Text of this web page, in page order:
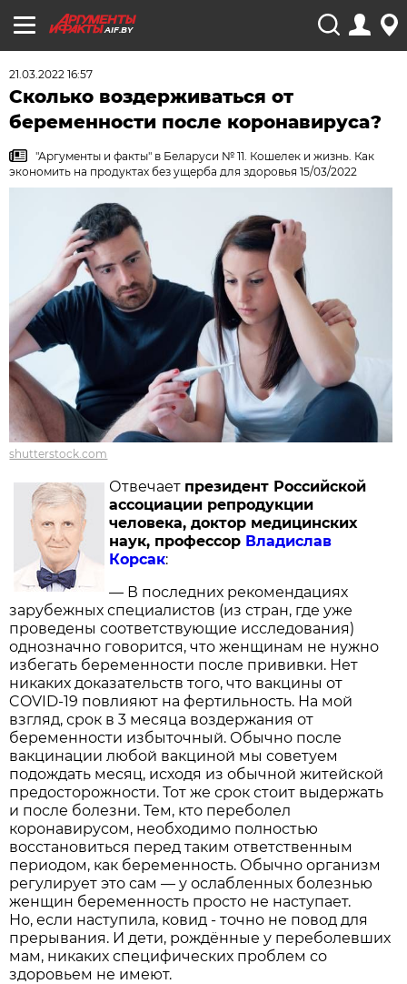
AIF.BY
21.03.2022 16:57
Сколько воздерживаться от
беременности после коронавируса?
"Аргументы и факты" в Беларуси № 11. Кошелек и жизнь. Как
экономить на продуктах без ущерба для здоровья 15/03/2022
shutterstock.com
Отвечает президент Российской
ассоциации репродукции
человека, доктор медицинских
наук, профессор Владислав
Корсак:
— В последних рекомендациях
зарубежных специалистов (из стран, где уже
проведены соответствующие исследования)
однозначно говорится, что женщинам не нужно
избегать беременности после прививки. Нет
никаких доказательств того, что вакцины от
COVID-19 повлияют на фертильность. На мой
взгляд, срок в 3 месяца воздержания от
беременности избыточный. Обычно после
вакцинации любой вакциной мы советуем
подождать месяц, исходя из обычной житейской
предосторожности. Тот же срок стоит выдержать
и после болезни. Тем, кто переболел
коронавирусом, необходимо полностью
восстановиться перед таким ответственным
периодом, как беременность. Обычно организм
регулирует это сам — у ослабленных болезнью
женщин беременность просто не наступает.
Но, если наступила, ковид - точно не повод для
прерывания. И дети, рождённые у переболевших
мам, никаких специфических проблем со
здоровьем не имеют.